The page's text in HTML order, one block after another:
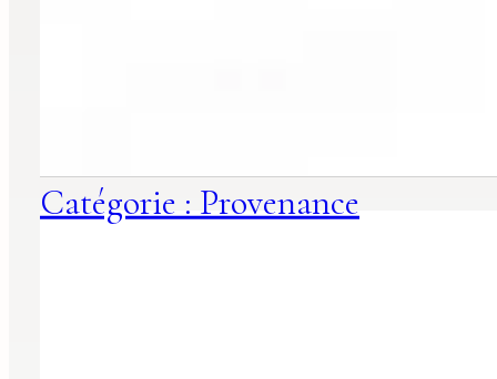
Catégorie : Provenance